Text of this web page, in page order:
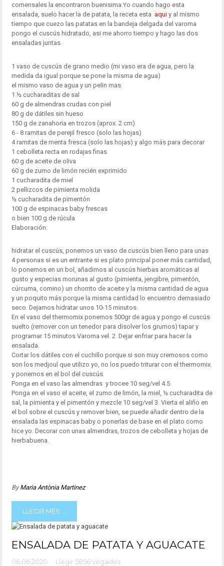
comensales la encontraron buenisima.Yo cuando hago esta
ensalada, suelo hacer la de patata, la receta esta aquiy al mismo
tiempo que cuezo las patatas en la bandeja delgada del varoma
pongo el cuscús hidratado, asi me ahorro tiempo y hago las dos
ensaladas juntas.
1 vaso de cuscús de grano medio (mi vaso era de agua, pero la
medida da igual porque se pone la misma de agua)
el mismo vaso de agua y un pelin mas.
1 ½ cucharaditas de sal
60 g de almendras crudas con piel
80 g de dátiles sin hueso
150 g de zanahoria en trozos (aprox. 2 cm)
6 - 8 ramitas de perejil fresco (solo las hojas)
4 ramitas de menta fresca (solo las hojas) y algo más para decorar
1 cebolleta recta en rodajas finas
60 g de aceite de oliva
60 g de zumo de limón recién exprimido
1 cucharadita de miel
2 pellizcos de pimienta molida
½ cucharadita de pimentón
100 g de espinacas baby frescas
o bien 100 g de rúcula
Elaboración:
hidratar el cuscús, ponemos un vaso de cuscús bien lleno para unas
4 personas si es un entrante si es plato principal poner más cantidad,
lo ponemos en un bol, añadimos al cuscús hierbas aromáticas al
gusto y especias morunas al gusto (pimienta, jengibre, pimentón,
cúrcuma, comino) un chorrito de aceite y la misma cantidad de agua
y un poquito más porque la misma cantidad lo encuentro demasiado
seco. Dejamos hidratar unos 10-15 minutos.
En el vaso del thermomix ponemos 500gr de agua y pongo el cuscús
suelto (remover con un tenedor para disolver los grumos) tapar y
programar 15 minutos Varoma vel. 2. Dejar enfriar para hacer la
ensalada.
Cortar los dátiles con el cuchillo porque si son muy cremosos como
son los medjoul que utilizo yo, no los puedo triturar con el thermomix.
y ponemos en el bol del cuscús.
Ponga en el vaso las almendras y trocee 10 seg/vel 4.5.
Ponga en el vaso el aceite, el zumo de limón, la miel, ½ cucharadita de
sal, la pimienta y el pimentón y mezcle 10 seg/vel 3. Vierta el aliño en
el bol sobre el cuscús y remover bien, se puede añadir dentro de la
ensalada las espinacas baby o ponerlas de base en el plato como
hice yo. Decorar con unas almendras, trozos de cebolleta y hojas de
hierbabuena.
ByMaria Antònia Martinez
LLEGIR MÉS ...
ENSALADA DE PATATA Y AGUACATE
06.06.2020 Llegir 5856 vegades